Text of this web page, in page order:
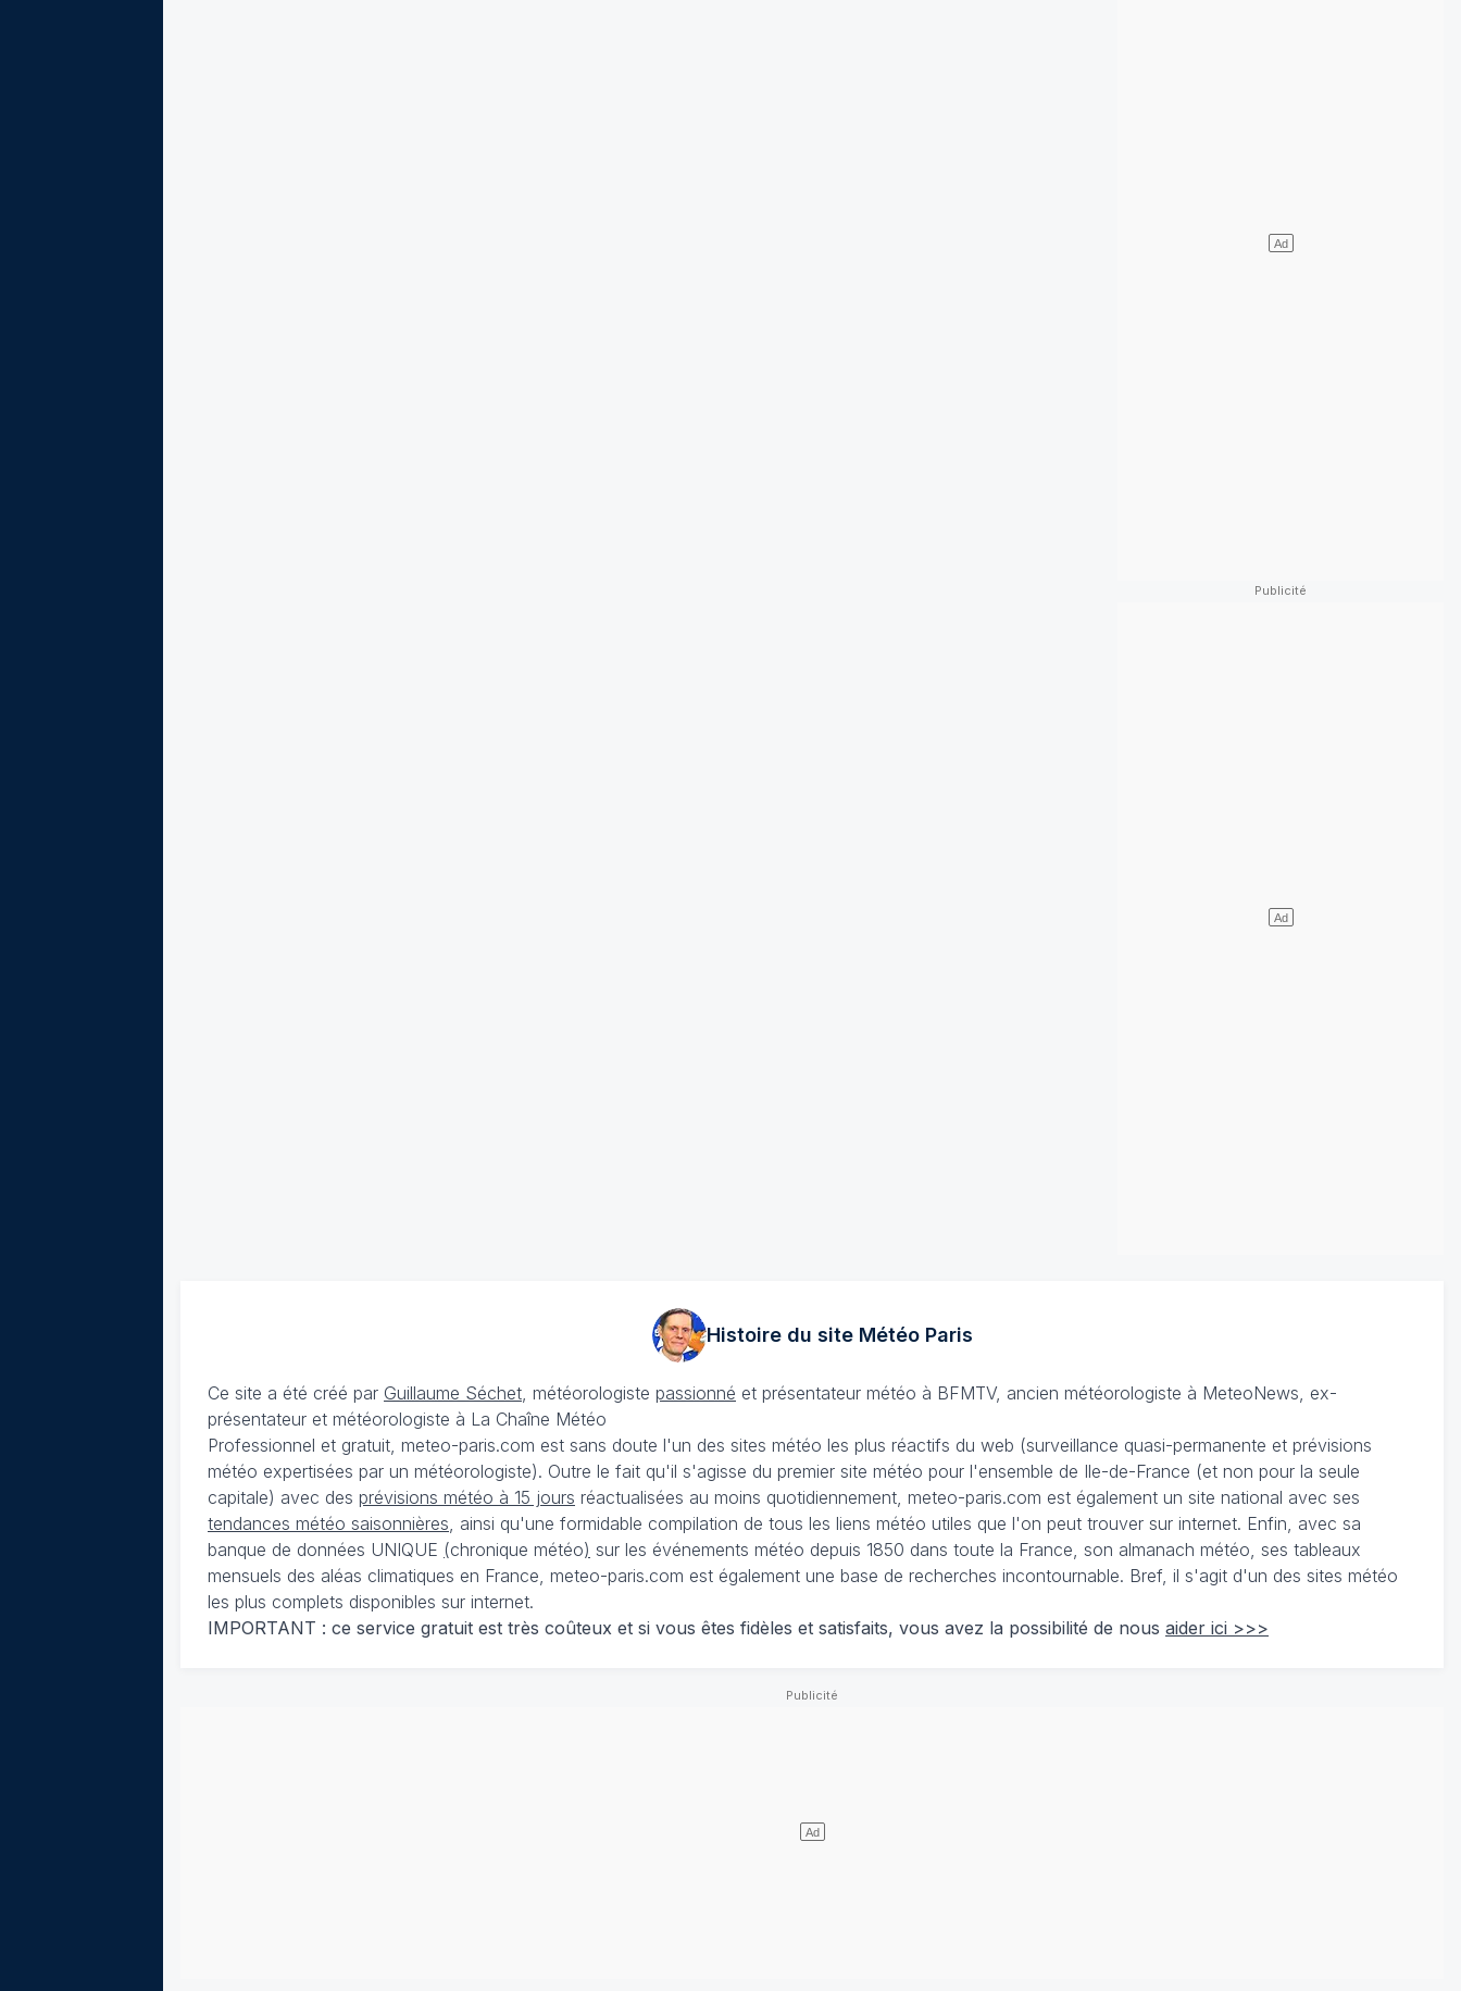
Histoire du site MétéoParis
Ce site a été créé par Guillaume Séchet , météorologiste passionné et présentateur météo à BFMTV, ancien météorologiste à MeteoNews, ex-
présentateur et météorologiste à La Chaîne Météo
Professionnel et gratuit, meteo-paris.com est sans doute l'un des sites météo les plus réactifs du web (surveillance quasi-permanente et prévisions
météo expertisées par un météorologiste). Outre le fait qu'il s'agisse du premier site météo pour l'ensemble de Ile-de-France (et non pour la seule
capitale) avec des prévisions météo à 15 jours réactualisées au moins quotidiennement, meteo-paris.com est également un site national avec ses
tendances météo saisonnières , ainsi qu'une formidable compilation de tous les liens météo utiles que l'on peut trouver sur internet. Enfin, avec sa
banque de données UNIQUE (chronique météo) sur les événements météo depuis 1850 dans toute la France, son almanach météo, ses tableaux
mensuels des aléas climatiques en France, meteo-paris.com est également une base de recherches incontournable. Bref, il s'agit d'un des sites météo
les plus complets disponibles sur internet.
IMPORTANT : ce service gratuit est très coûteux et si vous êtes fidèles et satisfaits, vous avez la possibilité de nous aider ici >>>